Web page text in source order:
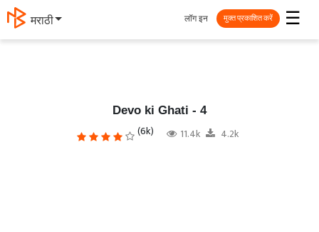
தமிழ் ☰
लॉग इन मुक्त प्रकाशित करें
Devo ki Ghati - 4
(6k) 11.4k 4.2k